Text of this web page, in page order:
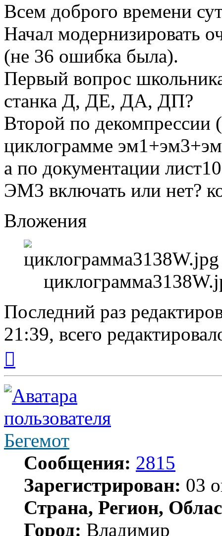
Всем доброго времени
Начал модернизировать
(не 36 ошибка была).
Первый вопрос
станка Д, ДЕ, ДА, ДП?
Второй по декомпрессии
циклограмме
а по документации
ЭМ3 включать или нет?
Вложения
Последний раз
21:39, всего
началу
Бегемот
Сообщения: 2815
Зарегистрирован: 03
Страна, Регион,
Город: Владимир